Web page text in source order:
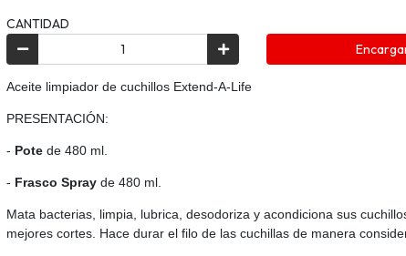
CANTIDAD
Aceite limpiador de cuchillos Extend-A-Life
PRESENTACIÓN:
- Pote de 480 ml.
- Frasco Spray de 480 ml.
Mata bacterias, limpia, lubrica, desodoriza y acondiciona sus
mejores cortes. Hace durar el filo de las cuchillas de manera